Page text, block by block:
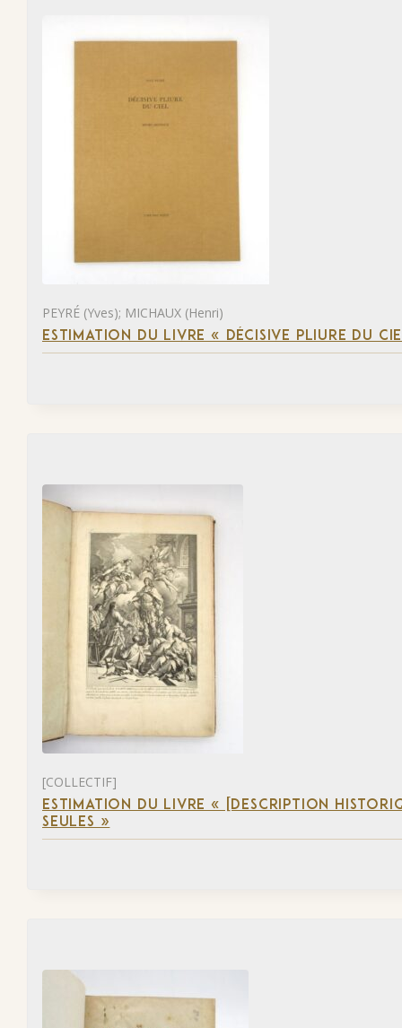
PEYRÉ (Yves); MICHAUX (Henri)
ESTIMATION DU LIVRE « DÉCISIVE PLIURE DU
[COLLECTIF]
ESTIMATION DU LIVRE « [DESCRIPTION
SEULES »